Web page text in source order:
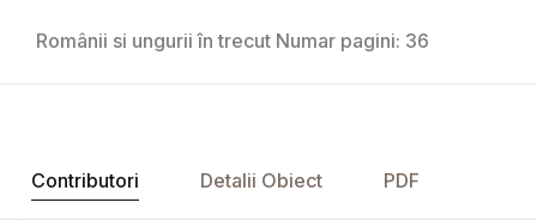
Românii si ungurii în trecut Numar pagini: 36
Contributori Detalii Obiect PDF